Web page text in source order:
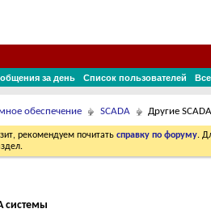
за день Список пользователей
обеспечение SCADA Другие
рекомендуем почитать справку по форуму.
системы